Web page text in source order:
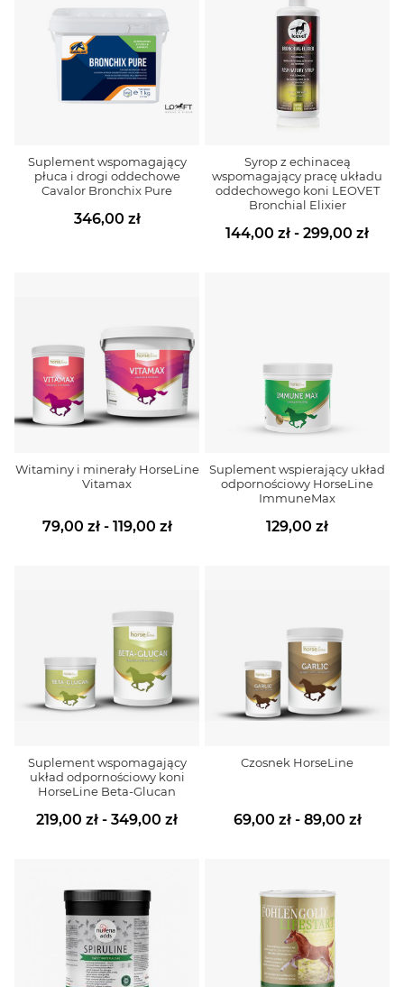
Suplement wspomagający
płuca i drogi oddechowe
Cavalor Bronchix Pure
346,00 zł
Syrop z echinaceą
wspomagający pracę układu
oddechowego koni LEOVET
Bronchial Elixier
144,00 zł - 299,00 zł
Witaminy i minerały HorseLine
Vitamax
79,00 zł - 119,00 zł
Suplement wspierający układ
odpornościowy HorseLine
ImmuneMax
129,00 zł
Suplement wspomagający
układ odpornościowy koni
HorseLine Beta-Glucan
219,00 zł - 349,00 zł
Czosnek HorseLine
69,00 zł - 89,00 zł